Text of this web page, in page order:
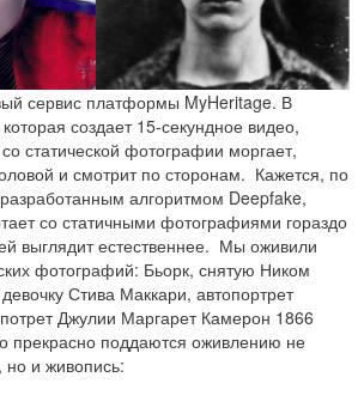
сервис платформы MyHeritage. В
создает 15-секундное видео,
статической фотографии моргает,
и смотрит по сторонам. Кажется, по
алгоритмом Deepfake,
со статичными фотографиями гораздо
выглядит естественнее. Мы оживили
фотографий: Бьорк, снятую Ником
Стива Маккари, автопортрет
Джулии Маргарет Камерон 1866
прекрасно поддаются оживлению не
и живопись: